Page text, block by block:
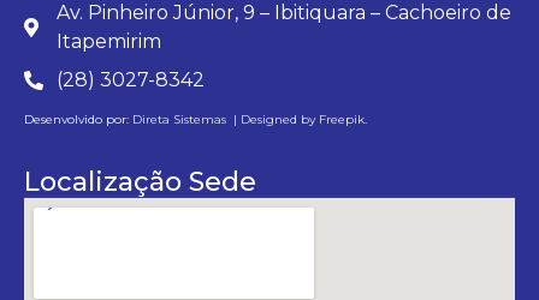
Av. Pinheiro Júnior, 9 – Ibitiquara – Cachoeiro de
Itapemirim
(28) 3027-8342
Desenvolvido por: Direta Sistemas | Designed by Freepik.
Localização Sede